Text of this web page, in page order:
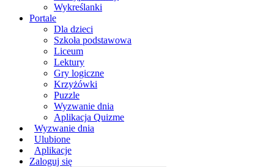
Wykreślanki
Portale
Dla dzieci
Szkoła podstawowa
Liceum
Lektury
Gry logiczne
Krzyżówki
Puzzle
Wyzwanie dnia
Aplikacja Quizme
Wyzwanie dnia
Ulubione
Aplikacje
Zaloguj się